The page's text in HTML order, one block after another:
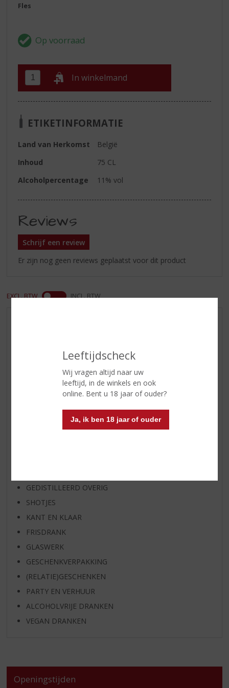
Leeftijdscheck
Wij vragen altijd naar uw
leeftijd, in de winkels en ook
online. Bent u 18 jaar of ouder?
Ja, ik ben 18 jaar of ouder
Fles
In winkelmand
ETIKETINFORMATIE
Land van Herkomst
België
Inhoud
75 CL
Alcoholpercentage
11% vol
Reviews
Schrijf een review
Er zijn nog geen reviews geplaatst voor dit product
EXCL. BTW INCL. BTW
WHISKY VAN DE MAAND
RUM VAN DE MAAND
BIER VAN DE MAAND
SPIRIT VAN DE MAAND
GEDISTILLEERD OVERIG
SHOTJES
KANT EN KLAAR
FRISDRANK
GLASWERK
GESCHENKVERPAKKING
(RELATIE)GESCHENKEN
PARTY EN VERHUUR
ALCOHOLVRIJE DRANKEN
VEGAN DRANKEN
Openingstijden